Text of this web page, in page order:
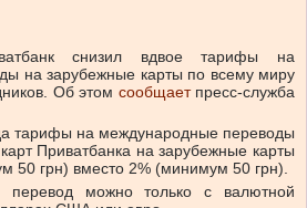
снизил вдвое тарифы на
на зарубежные карты по всему миру
Об этом сообщаетпресс-служба
тарифы на международные переводы
Приватбанка на зарубежные карты
50 грн) вместо 2% (минимум 50 грн).
перевод можно только с валютной